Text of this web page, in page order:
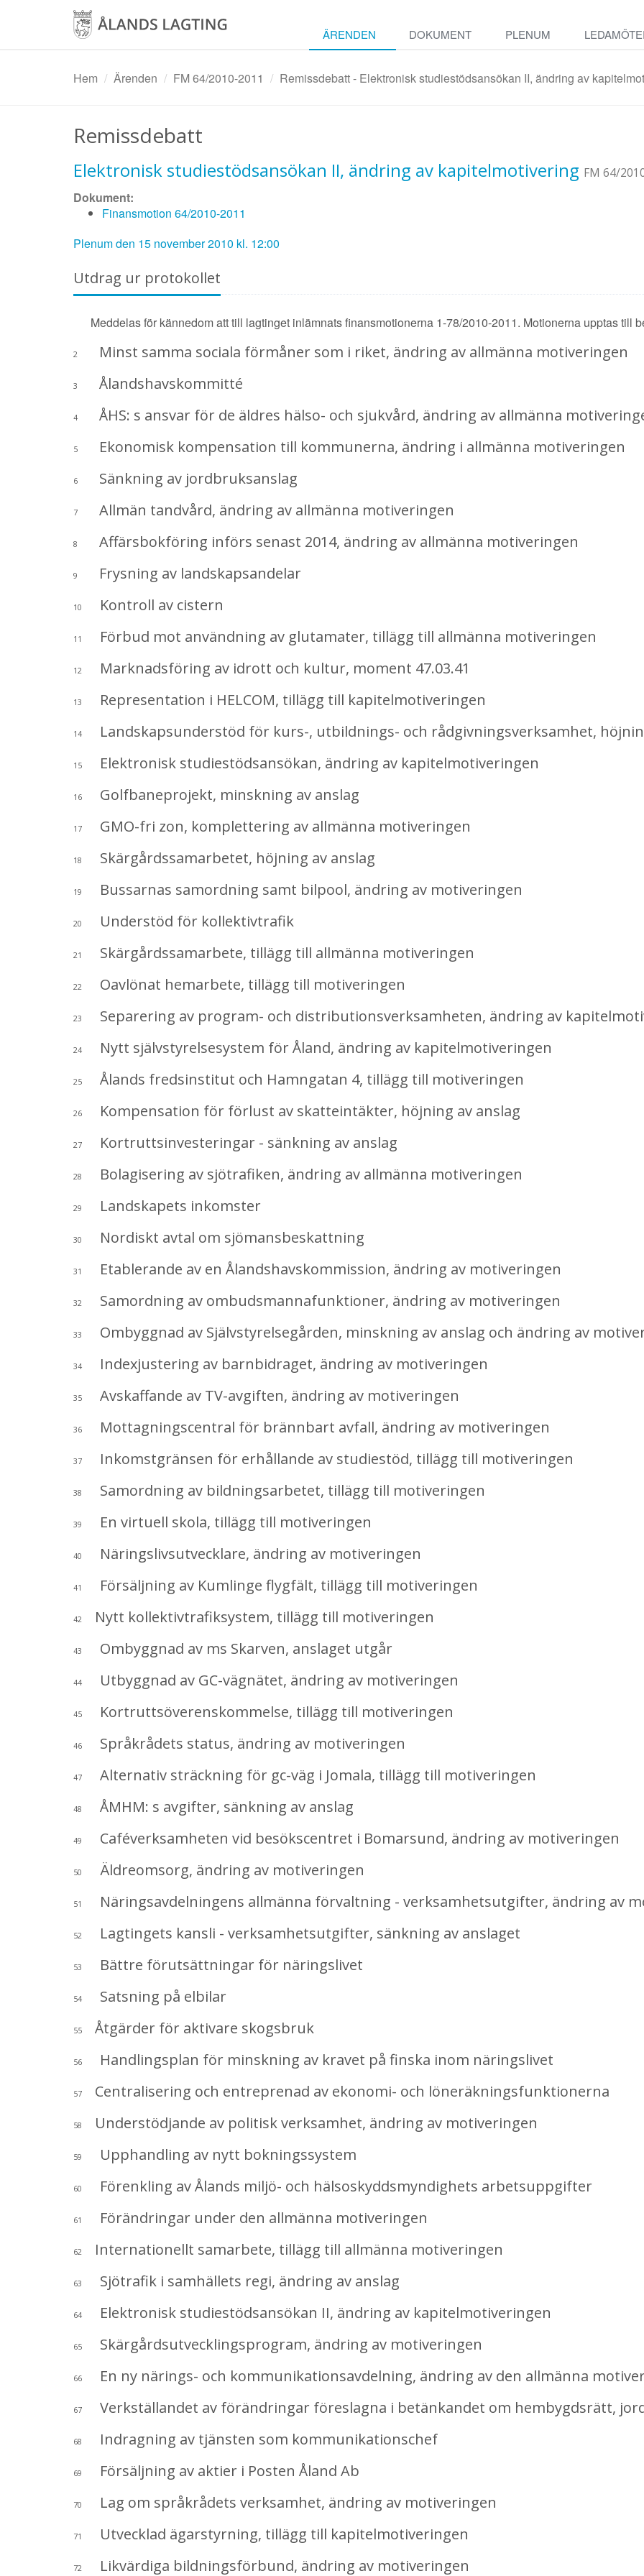
ÄRENDEN DOKUMENT PLENUM
Hem Ärenden FM 64/2010-2011 Remissdebatt - Elektronisk studiestödsansökan II, ändring av
Remissdebatt
Elektronisk studiestödsansökan II, ändring av kapitelmotivering FM 64/
Dokument:
Finansmotion 64/2010-2011
Plenum den 15 november 2010 kl. 12:00
Utdrag ur protokollet
Meddelas för kännedom att till lagtinget inlämnats finansmotionerna 1-78/2010-2011. Motionerna upptas till
2 Minst samma sociala förmåner som i riket, ändring av allmänna motiveringen
3 Ålandshavskommitté
4 ÅHS: s ansvar för de äldres hälso- och sjukvård, ändring av allmänna
5 Ekonomisk kompensation till kommunerna, ändring i allmänna motiveringen
6 Sänkning av jordbruksanslag
7 Allmän tandvård, ändring av allmänna motiveringen
8 Affärsbokföring införs senast 2014, ändring av allmänna motiveringen
9 Frysning av landskapsandelar
10 Kontroll av cistern
11 Förbud mot användning av glutamater, tillägg till allmänna motiveringen
12 Marknadsföring av idrott och kultur, moment 47.03.41
13 Representation i HELCOM, tillägg till kapitelmotiveringen
14 Landskapsunderstöd för kurs-, utbildnings- och rådgivningsverksamhet,
15 Elektronisk studiestödsansökan, ändring av kapitelmotiveringen
16 Golfbaneprojekt, minskning av anslag
17 GMO-fri zon, komplettering av allmänna motiveringen
18 Skärgårdssamarbetet, höjning av anslag
19 Bussarnas samordning samt bilpool, ändring av motiveringen
20 Understöd för kollektivtrafik
21 Skärgårdssamarbete, tillägg till allmänna motiveringen
22 Oavlönat hemarbete, tillägg till motiveringen
23 Separering av program- och distributionsverksamheten, ändring av
24 Nytt självstyrelsesystem för Åland, ändring av kapitelmotiveringen
25 Ålands fredsinstitut och Hamngatan 4, tillägg till motiveringen
26 Kompensation för förlust av skatteintäkter, höjning av anslag
27 Kortruttsinvesteringar - sänkning av anslag
28 Bolagisering av sjötrafiken, ändring av allmänna motiveringen
29 Landskapets inkomster
30 Nordiskt avtal om sjömansbeskattning
31 Etablerande av en Ålandshavskommission, ändring av motiveringen
32 Samordning av ombudsmannafunktioner, ändring av motiveringen
33 Ombyggnad av Självstyrelsegården, minskning av anslag och ändring av
34 Indexjustering av barnbidraget, ändring av motiveringen
35 Avskaffande av TV-avgiften, ändring av motiveringen
36 Mottagningscentral för brännbart avfall, ändring av motiveringen
37 Inkomstgränsen för erhållande av studiestöd, tillägg till motiveringen
38 Samordning av bildningsarbetet, tillägg till motiveringen
39 En virtuell skola, tillägg till motiveringen
40 Näringslivsutvecklare, ändring av motiveringen
41 Försäljning av Kumlinge flygfält, tillägg till motiveringen
42 Nytt kollektivtrafiksystem, tillägg till motiveringen
43 Ombyggnad av ms Skarven, anslaget utgår
44 Utbyggnad av GC-vägnätet, ändring av motiveringen
45 Kortruttsöverenskommelse, tillägg till motiveringen
46 Språkrådets status, ändring av motiveringen
47 Alternativ sträckning för gc-väg i Jomala, tillägg till motiveringen
48 ÅMHM: s avgifter, sänkning av anslag
49 Caféverksamheten vid besökscentret i Bomarsund, ändring av motiveringen
50 Äldreomsorg, ändring av motiveringen
51 Näringsavdelningens allmänna förvaltning - verksamhetsutgifter, ändring av
52 Lagtingets kansli - verksamhetsutgifter, sänkning av anslaget
53 Bättre förutsättningar för näringslivet
54 Satsning på elbilar
55 Åtgärder för aktivare skogsbruk
56 Handlingsplan för minskning av kravet på finska inom näringslivet
57 Centralisering och entreprenad av ekonomi- och löneräkningsfunktionerna
58 Understödjande av politisk verksamhet, ändring av motiveringen
59 Upphandling av nytt bokningssystem
60 Förenkling av Ålands miljö- och hälsoskyddsmyndighets arbetsuppgifter
61 Förändringar under den allmänna motiveringen
62 Internationellt samarbete, tillägg till allmänna motiveringen
63 Sjötrafik i samhällets regi, ändring av anslag
64 Elektronisk studiestödsansökan II, ändring av kapitelmotiveringen
65 Skärgårdsutvecklingsprogram, ändring av motiveringen
66 En ny närings- och kommunikationsavdelning, ändring av den allmänna
67 Verkställandet av förändringar föreslagna i betänkandet om hembygdsrätt,
68 Indragning av tjänsten som kommunikationschef
69 Försäljning av aktier i Posten Åland Ab
70 Lag om språkrådets verksamhet, ändring av motiveringen
71 Utvecklad ägarstyrning, tillägg till kapitelmotiveringen
72 Likvärdiga bildningsförbund, ändring av motiveringen